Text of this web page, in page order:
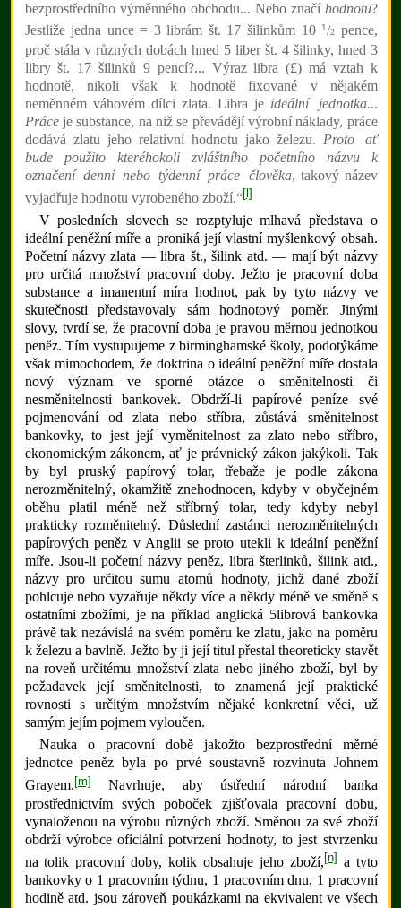
bezprostředního výměnného obchodu... Nebo značí hodnotu?
Jestliže jedna unce = 3 librám št. 17 šilinkům 101/2
pence,
proč stála v různých dobách hned 5 liber št. 4 šilinky, hned 3
libry št. 17 šilinků 9 pencí?... Výraz libra (£) má vztah k
hodnotě, nikoli však k hodnotě fixované v nějakém
neměnném váhovém dílci zlata. Libra je ideální jednotka...
Práceje substance, na niž se převádějí výrobní náklady, práce
dodává zlatu jeho relativní hodnotu jako železu. Proto ať
bude použito kteréhokoli zvláštního početního názvu k
označení denní nebo týdenní práce člověka, takový název
vyjadřuje hodnotu vyrobeného zboží.“[l]
V posledních slovech se rozptyluje mlhavá představa o
ideální peněžní míře a proniká její vlastní myšlenkový obsah.
Početní názvy zlata — libra št., šilink atd. — mají být názvy
pro určitá množství pracovní doby. Ježto je pracovní doba
substance a imanentní míra hodnot, pak by tyto názvy ve
skutečnosti představovaly sám hodnotový poměr. Jinými
slovy, tvrdí se, že pracovní doba je pravou měrnou jednotkou
peněz. Tím vystupujeme z birminghamské školy, podotýkáme
však mimochodem, že doktrina o ideální peněžní míře dostala
nový význam ve sporné otázce o směnitelnosti či
nesměnitelnosti bankovek. Obdrží-li papírové peníze své
pojmenování od zlata nebo stříbra, zůstává směnitelnost
bankovky, to jest její vyměnitelnost za zlato nebo stříbro,
ekonomickým zákonem, ať je právnický zákon jakýkoli. Tak
by byl pruský papírový tolar, třebaže je podle zákona
nerozměnitelný, okamžitě znehodnocen, kdyby v obyčejném
oběhu platil méně než stříbrný tolar, tedy kdyby nebyl
prakticky rozměnitelný. Důslední zastánci nerozměnitelných
papírových peněz v Anglii se proto utekli k ideální peněžní
míře. Jsou-li početní názvy peněz, libra šterlinků, šilink atd.,
názvy pro určitou sumu atomů hodnoty, jichž dané zboží
pohlcuje nebo vyzařuje někdy více a někdy méně ve směně s
ostatními zbožími, je na příklad anglická 5librová bankovka
právě tak nezávislá na svém poměru ke zlatu, jako na poměru
k železu a bavlně. Ježto by ji její titul přestal theoreticky stavět
na roveň určitému množství zlata nebo jiného zboží, byl by
požadavek její směnitelnosti, to znamená její praktické
rovnosti s určitým množstvím nějaké konkretní věci, už
samým jejím pojmem vyloučen.
Nauka o pracovní době jakožto bezprostřední měrné
jednotce peněz byla po prvé soustavně rozvinuta Johnem
Grayem.[m]
Navrhuje, aby ústřední národní banka
prostřednictvím svých poboček zjišťovala pracovní dobu,
vynaloženou na výrobu různých zboží. Směnou za své zboží
obdrží výrobce oficiální potvrzení hodnoty, to jest stvrzenku
na tolik pracovní doby, kolik obsahuje jeho zboží, [n] a tyto
bankovky o 1 pracovním týdnu, 1 pracovním dnu, 1 pracovní
hodině atd. jsou zároveň poukázkami na ekvivalent ve všech